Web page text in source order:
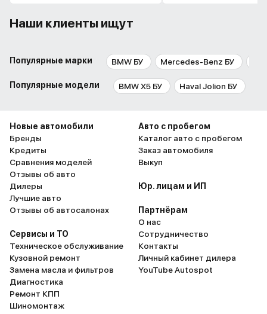
Наши клиенты ищут
Популярные марки BMW БУ Mercedes-Benz БУ
Популярные модели BMW X5 БУ Haval Jolion БУ
Новые автомобили
Бренды
Кредиты
Сравнения моделей
Отзывы об авто
Дилеры
Лучшие авто
Отзывы об автосалонах
Сервисы и ТО
Техническое обслуживание
Кузовной ремонт
Замена масла и фильтров
Диагностика
Ремонт КПП
Шиномонтаж
Авто с пробегом
Каталог авто с пробегом
Заказ автомобиля
Выкуп
Юр. лицам и ИП
Партнёрам
О нас
Сотрудничество
Контакты
Личный кабинет дилера
YouTube Autospot